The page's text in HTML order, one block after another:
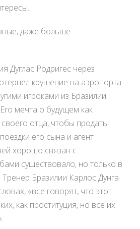
даже больше
Дуглас Родригес через
крушение на аэропорта
игроками из Бразилии
мечта о будущем как
отца, чтобы продать
его сына и агент
хорошо связан с
существовало, но только в
Бразилии Карлос Дунга
«все говорят, что этот
как проституция, но все их